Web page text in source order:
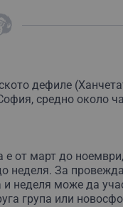
ZIP-лайн, намира се
за катерене по
Ще трябва да се
да се случи във
Лодката се
на рафта се
дефиле
средно около
е от март до
неделя. За
неделя може да
група или